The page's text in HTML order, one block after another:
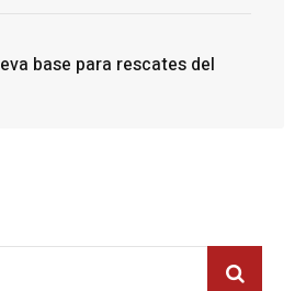
base para rescates del